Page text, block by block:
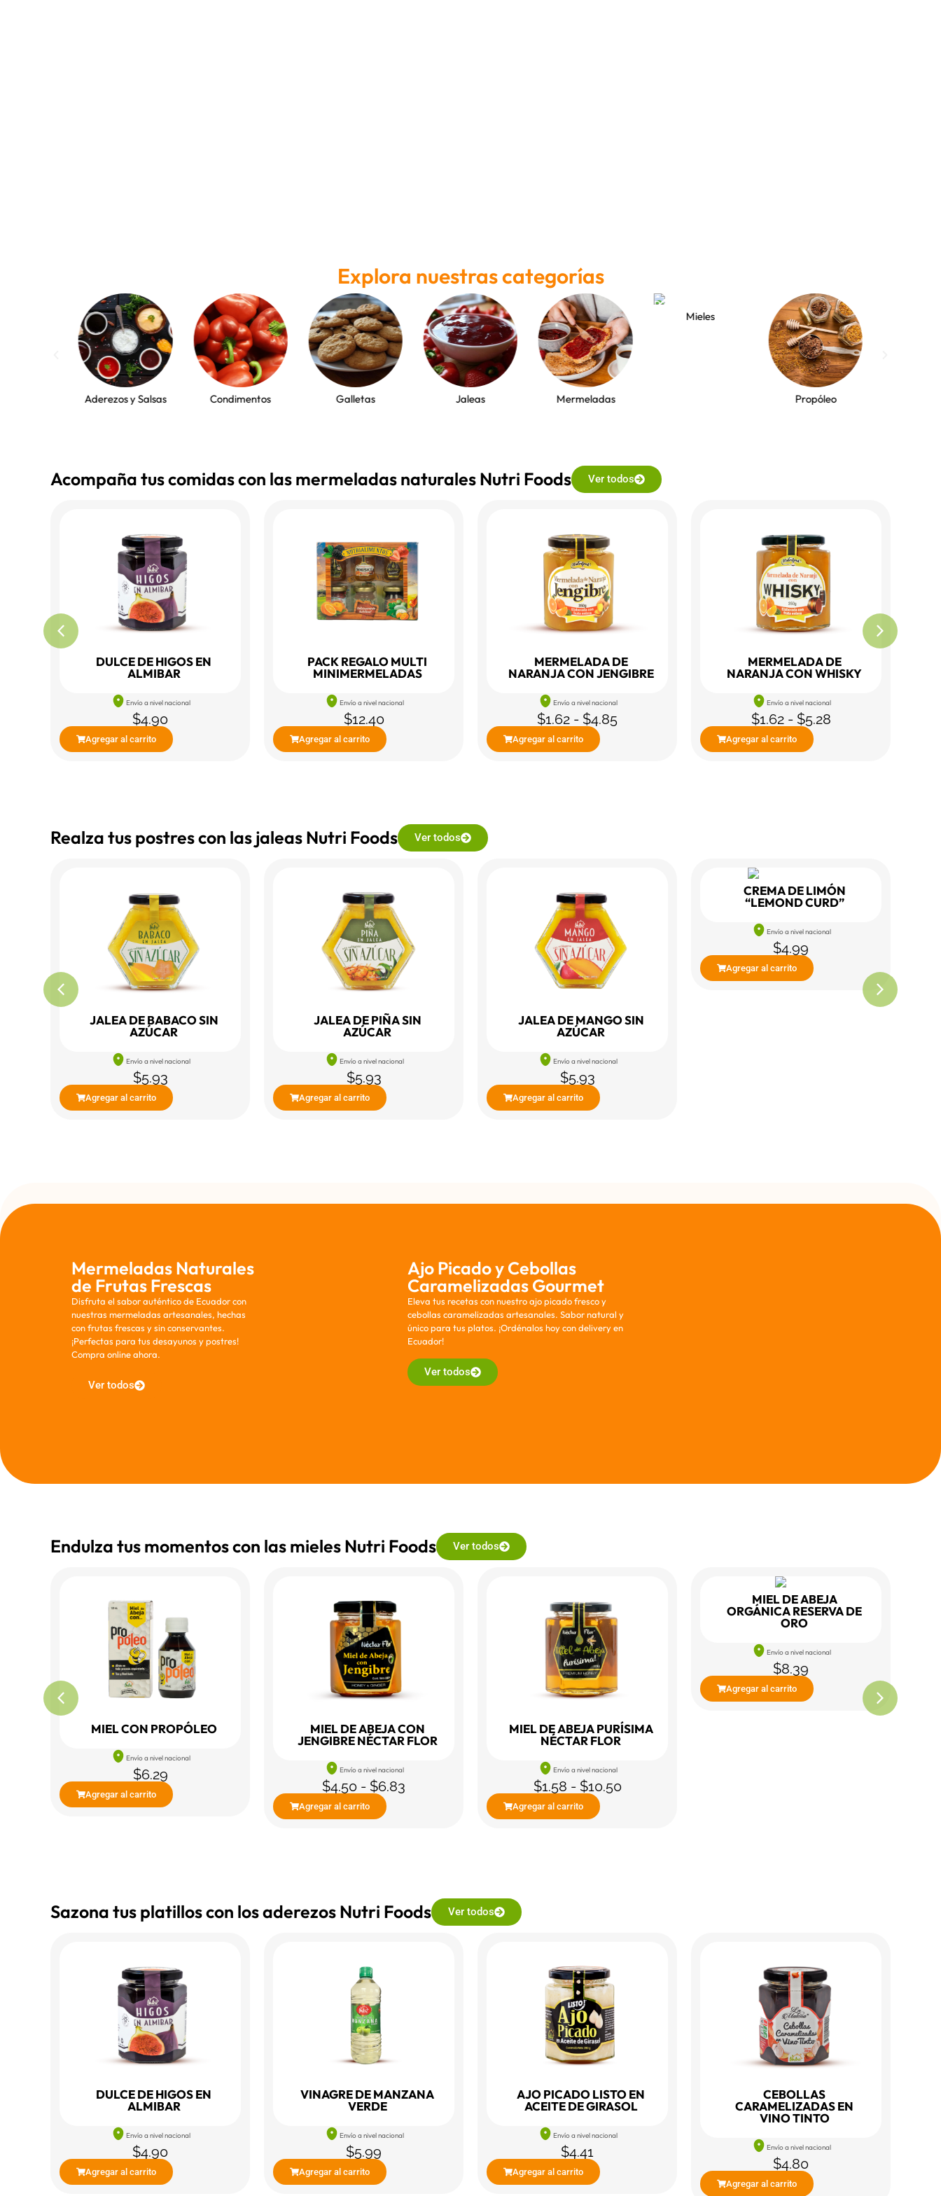
Explora nuestras categorías
Aderezos y Salsas Condimentos Galletas Jaleas Mermeladas
Mieles
Propóleo
Acompaña tus comidas con las mermeladas naturales Nutri Foods Ver todos
DULCE DE HIGOS EN
ALMIBAR
Envío a nivel nacional
$4.90
Agregar al carrito
PACK REGALO MULTI
MINIMERMELADAS
Envío a nivel nacional
$12.40
Agregar al carrito
MERMELADA DE
NARANJA CON JENGIBRE
Envío a nivel nacional
$1.62 - $4.85
Agregar al carrito
MERMELADA DE
NARANJA CON WHISKY
Envío a nivel nacional
$1.62 - $5.28
Agregar al carrito
Realza tus postres con las jaleas Nutri Foods Ver todos
JALEA DE BABACO SIN
AZÚCAR
Envío a nivel nacional
$5.93
Agregar al carrito
JALEA DE PIÑA SIN
AZÚCAR
Envío a nivel nacional
$5.93
Agregar al carrito
JALEA DE MANGO SIN
AZÚCAR
Envío a nivel nacional
$5.93
Agregar al carrito
CREMA DE LIMÓN
“LEMOND CURD”
Envío a nivel nacional
$4.99
Agregar al carrito
Mermeladas Naturales
de Frutas Frescas
Disfruta el sabor auténtico de Ecuador con
nuestras mermeladas artesanales, hechas
con frutas frescas y sin conservantes.
¡Perfectas para tus desayunos y postres!
Compra online ahora.
Ver todos
Ajo Picado y Cebollas
Caramelizadas Gourmet
Eleva tus recetas con nuestro ajo picado fresco y
cebollas caramelizadas artesanales. Sabor natural y
único para tus platos. ¡Ordénalos hoy con delivery en
Ecuador!
Ver todos
Endulza tus momentos con las mieles Nutri Foods Ver todos
MIEL CON PROPÓLEO
Envío a nivel nacional
$6.29
Agregar al carrito
MIEL DE ABEJA CON
JENGIBRE NÉCTAR FLOR
Envío a nivel nacional
$4.50 - $6.83
Agregar al carrito
MIEL DE ABEJA PURÍSIMA
NÉCTAR FLOR
Envío a nivel nacional
$1.58 - $10.50
Agregar al carrito
MIEL DE ABEJA
ORGÁNICA RESERVA DE
ORO
Envío a nivel nacional
$8.39
Agregar al carrito
Sazona tus platillos con los aderezos Nutri Foods Ver todos
DULCE DE HIGOS EN
ALMIBAR
Envío a nivel nacional
$4.90
Agregar al carrito
VINAGRE DE MANZANA
VERDE
Envío a nivel nacional
$5.99
Agregar al carrito
AJO PICADO LISTO EN
ACEITE DE GIRASOL
Envío a nivel nacional
$4.41
Agregar al carrito
CEBOLLAS
CARAMELIZADAS EN
VINO TINTO
Envío a nivel nacional
$4.80
Agregar al carrito